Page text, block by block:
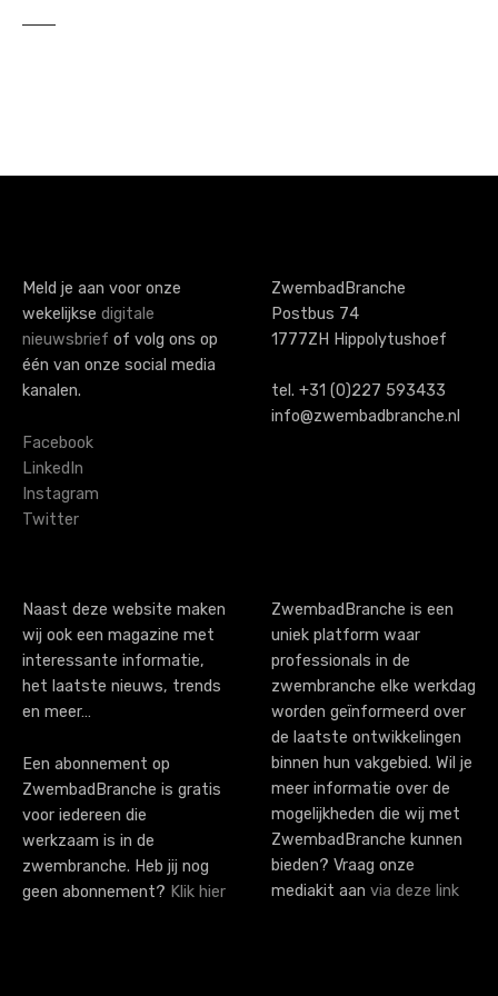
Meld je aan voor onze
wekelijkse digitale
nieuwsbrief of volg ons op
één van onze social media
kanalen.
Facebook
LinkedIn
Instagram
Twitter
ZwembadBranche
Postbus 74
1777ZH Hippolytushoef
tel. +31 (0)227 593433
info@zwembadbranche.nl
Naast deze website maken
wij ook een magazine met
interessante informatie,
het laatste nieuws, trends
en meer…
Een abonnement op
ZwembadBranche is gratis
voor iedereen die
werkzaam is in de
zwembranche. Heb jij nog
geen abonnement? Klik hier
ZwembadBranche is een
uniek platform waar
professionals in de
zwembranche elke werkdag
worden geïnformeerd over
de laatste ontwikkelingen
binnen hun vakgebied. Wil je
meer informatie over de
mogelijkheden die wij met
ZwembadBranche kunnen
bieden? Vraag onze
mediakit aan via deze link